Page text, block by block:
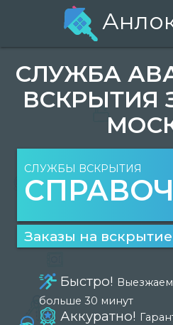
СЛУЖБА
ВСКРЫТИЯ
СЛУЖБЫ ВСКРЫТИЯ
Заказы на
Быстро!
больше 30 минут
Аккуратно!